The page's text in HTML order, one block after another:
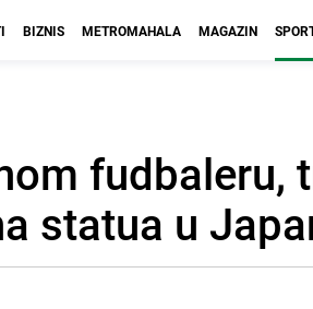
BIZNIS METROMAHALA MAGAZIN
fudbaleru,
statua u